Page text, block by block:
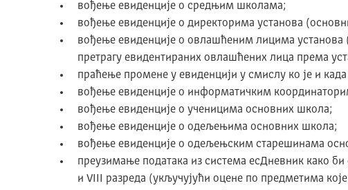
вођење евиденције о средњим школама;
вођење евиденције о директорима установа
вођење евиденције о овлашћеним лицима
претрагу евидентираних овлашћених лица према
праћење промене у евиденцији у смислу ко је и
вођење евиденције о информатичким
вођење евиденције о ученицима основних школа;
вођење евиденције о одељењима основних школа;
вођење евиденције о одељењским старешинама
преузимање података из система есДневник како
и VIII разреда (укључујући оцене по предметима